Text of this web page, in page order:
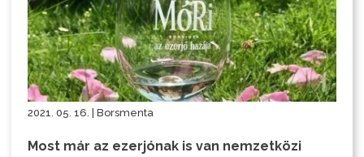
2021. 05. 16. | Borsmenta
Most már az ezerjónak is van nemzetközi